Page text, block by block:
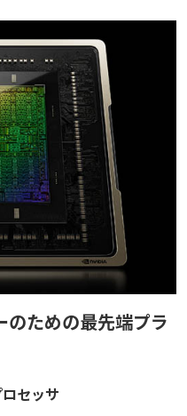
のための最先端プラ
セッサ